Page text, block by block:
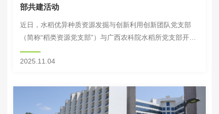
部共建活动
近日，水稻优异种质资源发掘与创新利用创新团队党支部
（简称“稻类资源党支部”）与广西农科院水稻所党支部开
展“重温入党誓词，践行初心使命”支部共建活动，将支部共
建与科研工作深度融合，推动党建与业务同频共振...
2025.11.04